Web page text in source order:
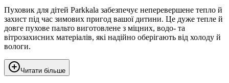
Пуховик для дітей Parkkala забезпечує неперевершене тепло й
захист під час зимових пригод вашої дитини. Це дуже тепле й
довге пухове пальто виготовлене з міцних, водо- та
вітрозахисних матеріалів, які надійно оберігають від холоду й
вологи.
Читати більше